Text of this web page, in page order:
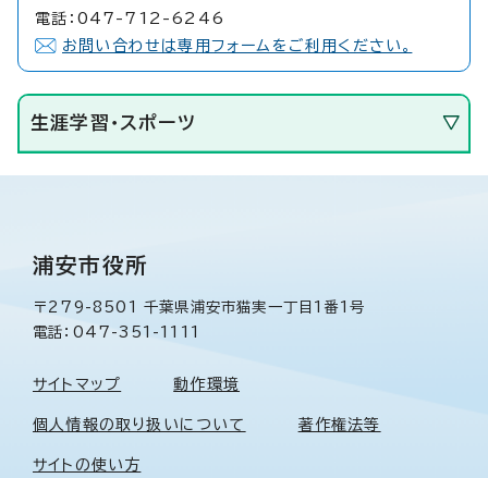
電話：047-712-6246
お問い合わせは専用フォームをご利用ください。
生涯学習・スポーツ
浦安市役所
〒279-8501 千葉県浦安市猫実一丁目1番1号
電話：047-351-1111
サイトマップ 動作環境
個人情報の取り扱いについて 著作権法等
サイトの使い方